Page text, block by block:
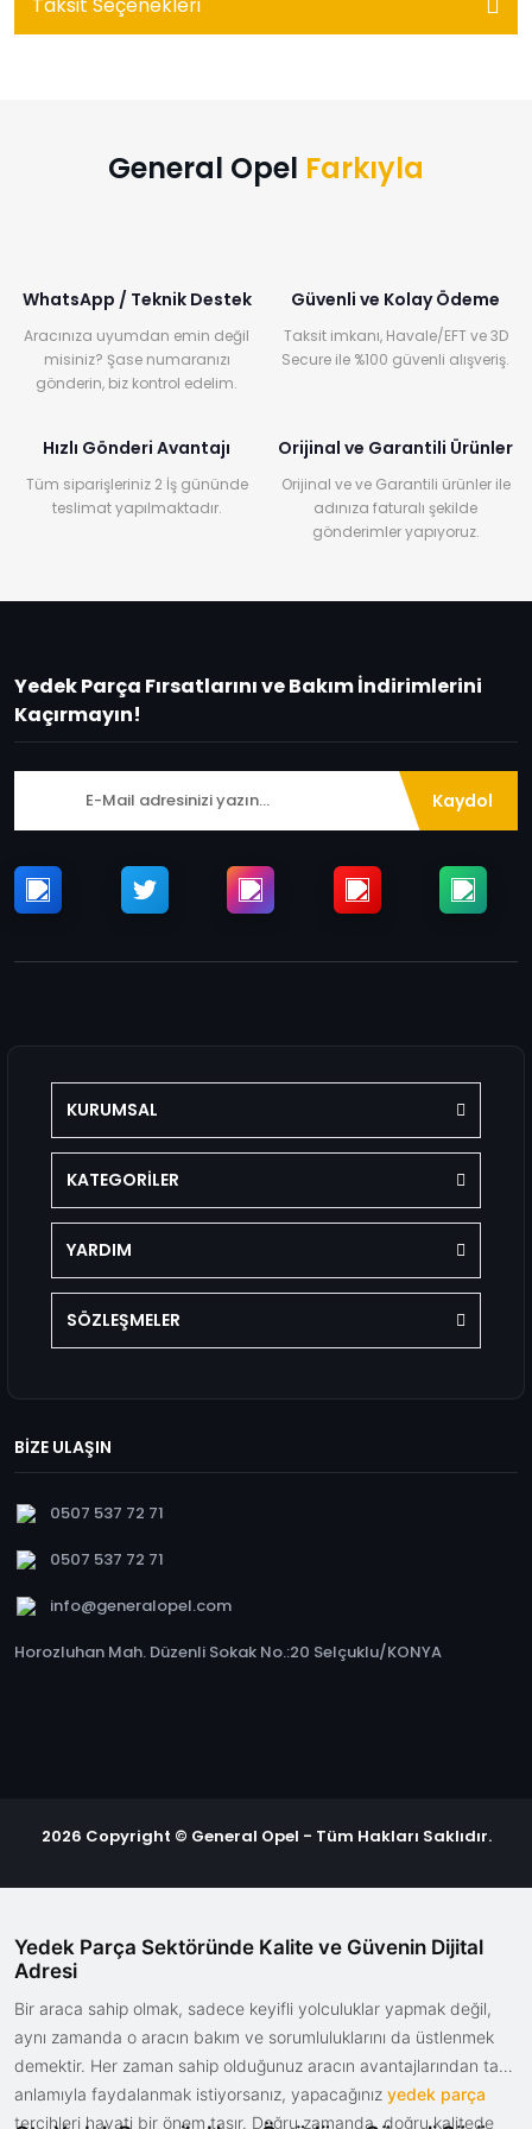
General Opel Farkıyla
WhatsApp / Teknik Destek
Aracınıza uyumdan emin değil
misiniz? Şase numaranızı
gönderin, biz kontrol edelim.
Güvenli ve Kolay Ödeme
Taksit imkanı, Havale/EFT ve 3D
Secure ile %100 güvenli alışveriş.
Hızlı Gönderi Avantajı
Tüm siparişleriniz 2 İş gününde
teslimat yapılmaktadır.
Orijinal ve Garantili Ürünler
Orijinal ve ve Garantili ürünler ile
adınıza faturalı şekilde
gönderimler yapıyoruz.
Yedek Parça Fırsatlarını ve Bakım İndirimlerini
Kaçırmayın!
Kaydol
KURUMSAL
KATEGORİLER
YARDIM
SÖZLEŞMELER
BİZE ULAŞIN
0507 537 72 71
0507 537 72 71
info@generalopel.com
Horozluhan Mah. Düzenli Sokak No.:20 Selçuklu/KONYA
2026 Copyright © General Opel - Tüm Hakları Saklıdır.
Yedek Parça Sektöründe Kalite ve Güvenin Dijital
Adresi
Bir araca sahip olmak, sadece keyifli yolculuklar yapmak değil,
aynı zamanda o aracın bakım ve sorumluluklarını da üstlenmek
demektir. Her zaman sahip olduğunuz aracın avantajlarından tam
anlamıyla faydalanmak istiyorsanız, yapacağınız yedek parça
tercihleri hayati bir önem taşır. Doğru zamanda, doğru kalitede